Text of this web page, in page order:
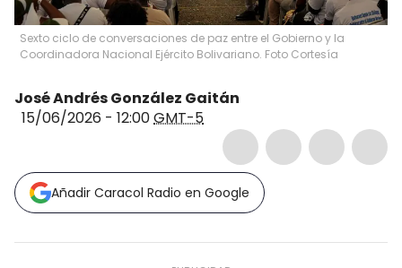
Sexto ciclo de conversaciones de paz entre el Gobierno y la
Coordinadora Nacional Ejército Bolivariano. Foto Cortesía
José Andrés González Gaitán
15/06/2026 - 12:00GMT-5
Añadir Caracol Radio en Google